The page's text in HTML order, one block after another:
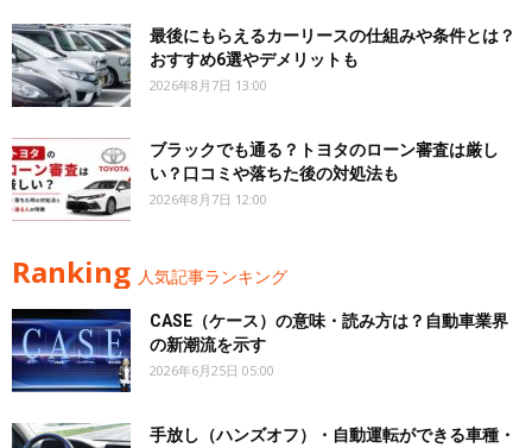
最後にもらえるカーリースの仕組みや条件とは？
おすすめ6選やデメリットも
2026年8月7日 13:00
ブラックでも通る？トヨタのローン審査は厳し
い？口コミや落ちた後の対処法も
2026年8月7日 12:00
Ranking 人気記事ランキング
CASE（ケース）の意味・読み方は？自動車業界
の新潮流を示す
2026年6月25日 05:00
手放し（ハンズオフ）・自動運転ができる車種・